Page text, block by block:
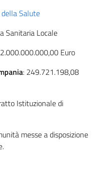
Salute
Sanitaria Locale
Euro
: 249.721.198,08
Istituzionale di
messe a disposizione